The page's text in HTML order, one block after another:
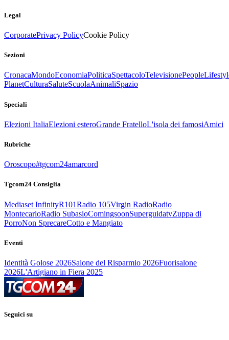
Legal
CorporatePrivacy PolicyCookie Policy
Sezioni
CronacaMondoEconomiaPoliticaSpettacoloTelevisionePeople
PlanetCulturaSaluteScuolaAnimaliSpazio
Speciali
Elezioni ItaliaElezioni esteroGrande FratelloL'isola dei famosiAmici
Rubriche
Oroscopo#tgcom24amarcord
Tgcom24 Consiglia
Mediaset InfinityR101Radio 105Virgin RadioRadio
MontecarloRadio SubasioComingsoonSuperguidatvZuppa di
PorroNon SprecareCotto e Mangiato
Eventi
Identità Golose 2026Salone del Risparmio 2026Fuorisalone
2026L'Artigiano in Fiera 2025
Seguici su